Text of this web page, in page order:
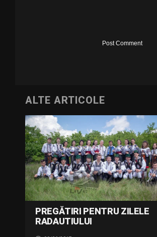
ALTE ARTICOLE
PREGĂTIRI PENTRU ZILELE
RADAUTIULUI